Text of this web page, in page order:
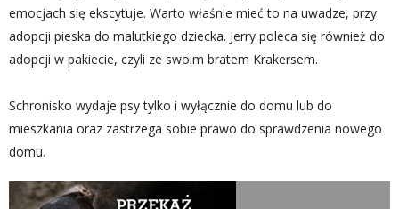
emocjach się ekscytuje. Warto właśnie mieć to na uwadze, przy
adopcji pieska do malutkiego dziecka. Jerry poleca się również do
adopcji w pakiecie, czyli ze swoim bratem Krakersem.
Schronisko wydaje psy tylko i wyłącznie do domu lub do
mieszkania oraz zastrzega sobie prawo do sprawdzenia nowego
domu.